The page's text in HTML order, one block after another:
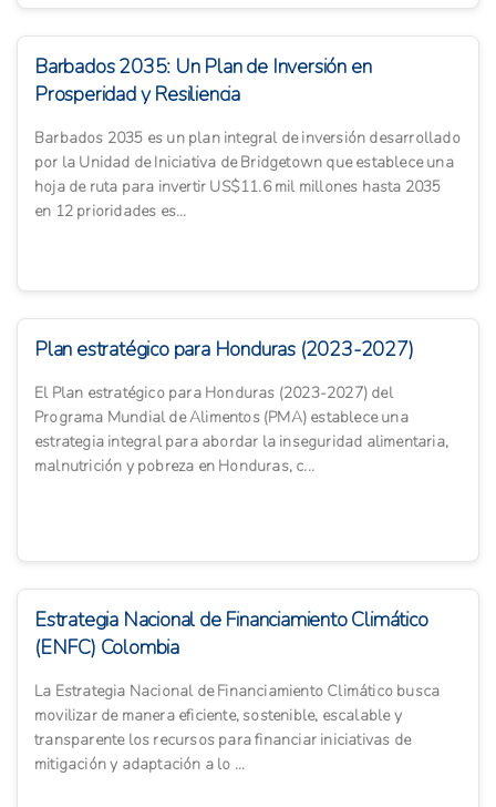
Barbados 2035: Un Plan de Inversión en
Prosperidad y Resiliencia
Barbados 2035 es un plan integral de inversión desarrollado
por la Unidad de Iniciativa de Bridgetown que establece una
hoja de ruta para invertir US$11.6 mil millones hasta 2035
en 12 prioridades es...
Plan estratégico para Honduras (2023-2027)
El Plan estratégico para Honduras (2023-2027) del
Programa Mundial de Alimentos (PMA) establece una
estrategia integral para abordar la inseguridad alimentaria,
malnutrición y pobreza en Honduras, c...
Estrategia Nacional de Financiamiento Climático
(ENFC) Colombia
La Estrategia Nacional de Financiamiento Climático busca
movilizar de manera eficiente, sostenible, escalable y
transparente los recursos para financiar iniciativas de
mitigación y adaptación a lo ...